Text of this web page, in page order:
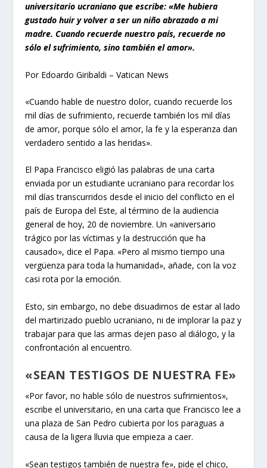
universitario ucraniano que escribe: «Me hubiera
gustado huir y volver a ser un niño abrazado a mi
madre. Cuando recuerde nuestro país, recuerde no
sólo el sufrimiento, sino también el amor».
Por Edoardo Giribaldi – Vatican News
«Cuando hable de nuestro dolor, cuando recuerde los
mil días de sufrimiento, recuerde también los mil días
de amor, porque sólo el amor, la fe y la esperanza dan
verdadero sentido a las heridas».
El Papa Francisco eligió las palabras de una carta
enviada por un estudiante ucraniano para recordar los
mil días transcurridos desde el inicio del conflicto en el
país de Europa del Este, al término de la audiencia
general de hoy, 20 de noviembre. Un «aniversario
trágico por las víctimas y la destrucción que ha
causado», dice el Papa. «Pero al mismo tiempo una
vergüenza para toda la humanidad», añade, con la voz
casi rota por la emoción.
Esto, sin embargo, no debe disuadirnos de estar al lado
del martirizado pueblo ucraniano, ni de implorar la paz y
trabajar para que las armas dejen paso al diálogo, y la
confrontación al encuentro.
«SEAN TESTIGOS DE NUESTRA FE»
«Por favor, no hable sólo de nuestros sufrimientos»,
escribe el universitario, en una carta que Francisco lee a
una plaza de San Pedro cubierta por los paraguas a
causa de la ligera lluvia que empieza a caer.
«Sean testigos también de nuestra fe», pide el chico,